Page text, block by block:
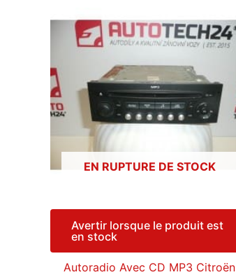
EN RUPTURE DE STOCK
Avertir lorsque le produit est
en stock
Autoradio Avec CD MP3 Citroën